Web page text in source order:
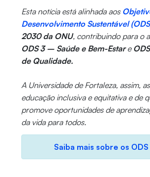
Esta notícia está alinhada aos
Desenvolvimento Sustentável
2030 da ONU, contribuindo para o
ODS 3 – Saúde e Bem-Estare
de Qualidade.
A Universidade de Fortaleza, assim,
educação inclusiva e equitativa e de
promove oportunidades de
da vida para todos.
Saiba mais sobre os ODS